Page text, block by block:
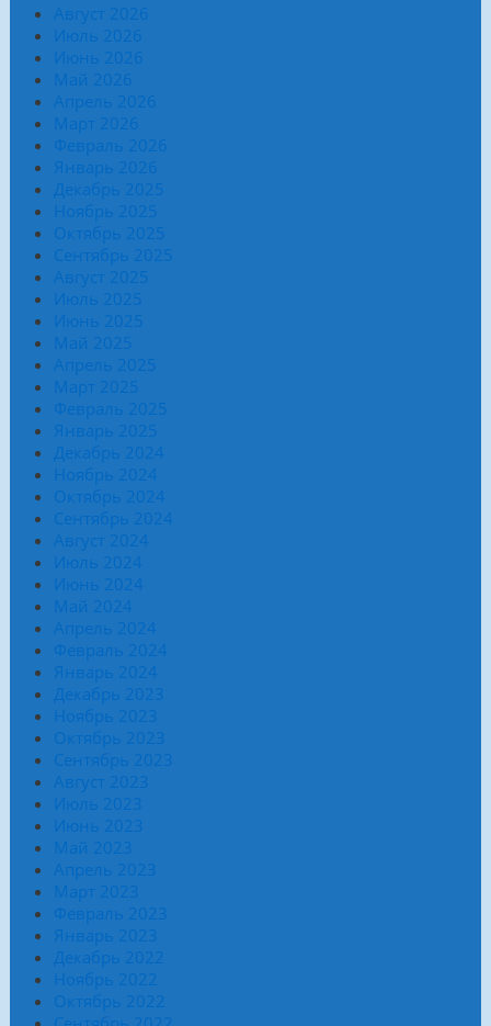
Август 2026
Июль 2026
Июнь 2026
Май 2026
Апрель 2026
Март 2026
Февраль 2026
Январь 2026
Декабрь 2025
Ноябрь 2025
Октябрь 2025
Сентябрь 2025
Август 2025
Июль 2025
Июнь 2025
Май 2025
Апрель 2025
Март 2025
Февраль 2025
Январь 2025
Декабрь 2024
Ноябрь 2024
Октябрь 2024
Сентябрь 2024
Август 2024
Июль 2024
Июнь 2024
Май 2024
Апрель 2024
Февраль 2024
Январь 2024
Декабрь 2023
Ноябрь 2023
Октябрь 2023
Сентябрь 2023
Август 2023
Июль 2023
Июнь 2023
Май 2023
Апрель 2023
Март 2023
Февраль 2023
Январь 2023
Декабрь 2022
Ноябрь 2022
Октябрь 2022